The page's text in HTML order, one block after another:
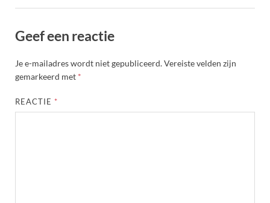
Geef een reactie
Je e-mailadres wordt niet gepubliceerd.Vereiste velden zijn
gemarkeerd met *
REACTIE *